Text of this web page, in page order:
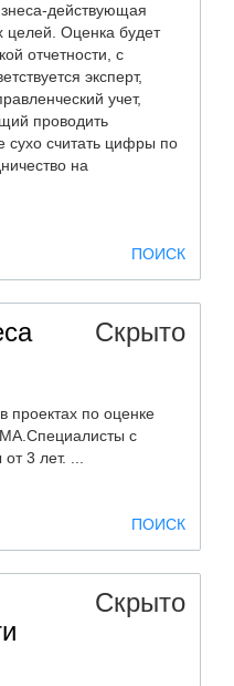
действующая
целей. Оценка будет
отчетности, с
эксперт,
учет,
проводить
сухо считать цифры по
на
ПОИСК
Скрыто
проектах по оценке
с
3 лет. ...
ПОИСК
Скрыто